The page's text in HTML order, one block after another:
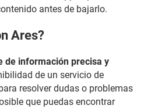
antes de bajarlo.
Ares?
de información precisa y
de un servicio de
resolver dudas o problemas
que puedas encontrar